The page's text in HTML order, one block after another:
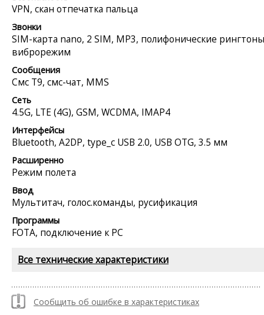
VPN, скан отпечатка пальца
Звонки
SIM-карта nano, 2 SIM, MP3, полифонические
виброрежим
Сообщения
Смс Т9, смс-чат, MMS
Сеть
4.5G, LTE (4G), GSM, WCDMA, IMAP4
Интерфейсы
Bluetooth, A2DP, type_c USB 2.0, USB OTG, 3.5 мм
Расширенно
Режим полета
Ввод
Мультитач, голос.команды, русификация
Программы
FOTA, подключение к PC
Все технические характеристики
Сообщить об ошибке в характеристиках